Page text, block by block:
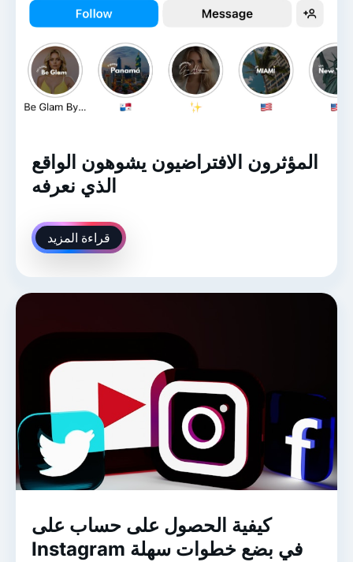
المؤثرون الافتراضيون يشوهون الواقع
الذي نعرفه
قراءة المزيد
كيفية الحصول على حساب على
Instagram في بضع خطوات سهلة